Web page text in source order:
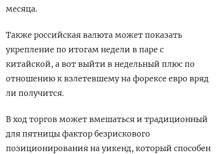
месяца.
Также российская валюта может показать
укрепление по итогам недели в паре с
китайской, а вот выйти в недельный плюс по
отношению к взлетевшему на форексе евро вряд
ли получится.
В ход торгов может вмешаться и традиционный
для пятницы фактор безрискового
позиционирования на уикенд, который способен